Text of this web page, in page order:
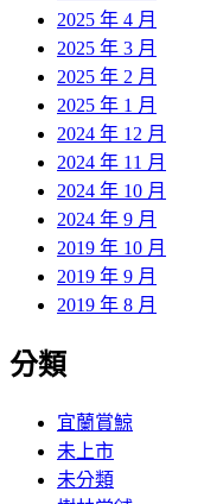
2025 年 4 月
2025 年 3 月
2025 年 2 月
2025 年 1 月
2024 年 12 月
2024 年 11 月
2024 年 10 月
2024 年 9 月
2019 年 10 月
2019 年 9 月
2019 年 8 月
分類
宜蘭賞鯨
未上市
未分類